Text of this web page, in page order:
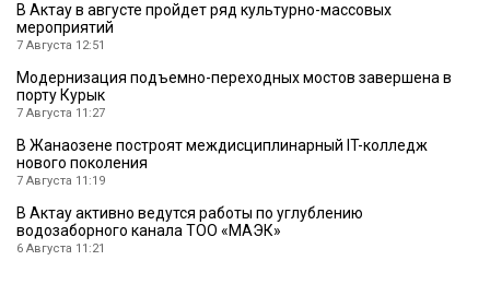
В Актау в августе пройдет ряд культурно-массовых
мероприятий
7 Августа 12:51
Модернизация подъемно-переходных мостов завершена в
порту Курык
7 Августа 11:27
В Жанаозене построят междисциплинарный IT-колледж
нового поколения
7 Августа 11:19
В Актау активно ведутся работы по углублению
водозаборного канала ТОО «МАЭК»
6 Августа 11:21